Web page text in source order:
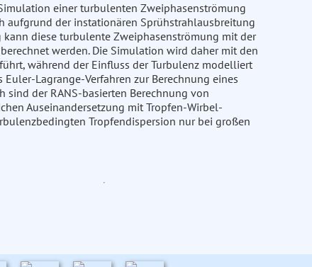
einer turbulenten Zweiphasenströmung
aufgrund der instationären Sprühstrahlausbreitung
diese turbulente Zweiphasenströmung mit der
werden. Die Simulation wird daher mit den
während der Einfluss der Turbulenz modelliert
Lagrange-Verfahren zur Berechnung eines
sind der RANS-basierten Berechnung von
Auseinandersetzung mit Tropfen-Wirbel-
Tropfendispersion nur bei großen